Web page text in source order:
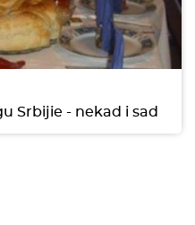
Srbijie - nekad i sad